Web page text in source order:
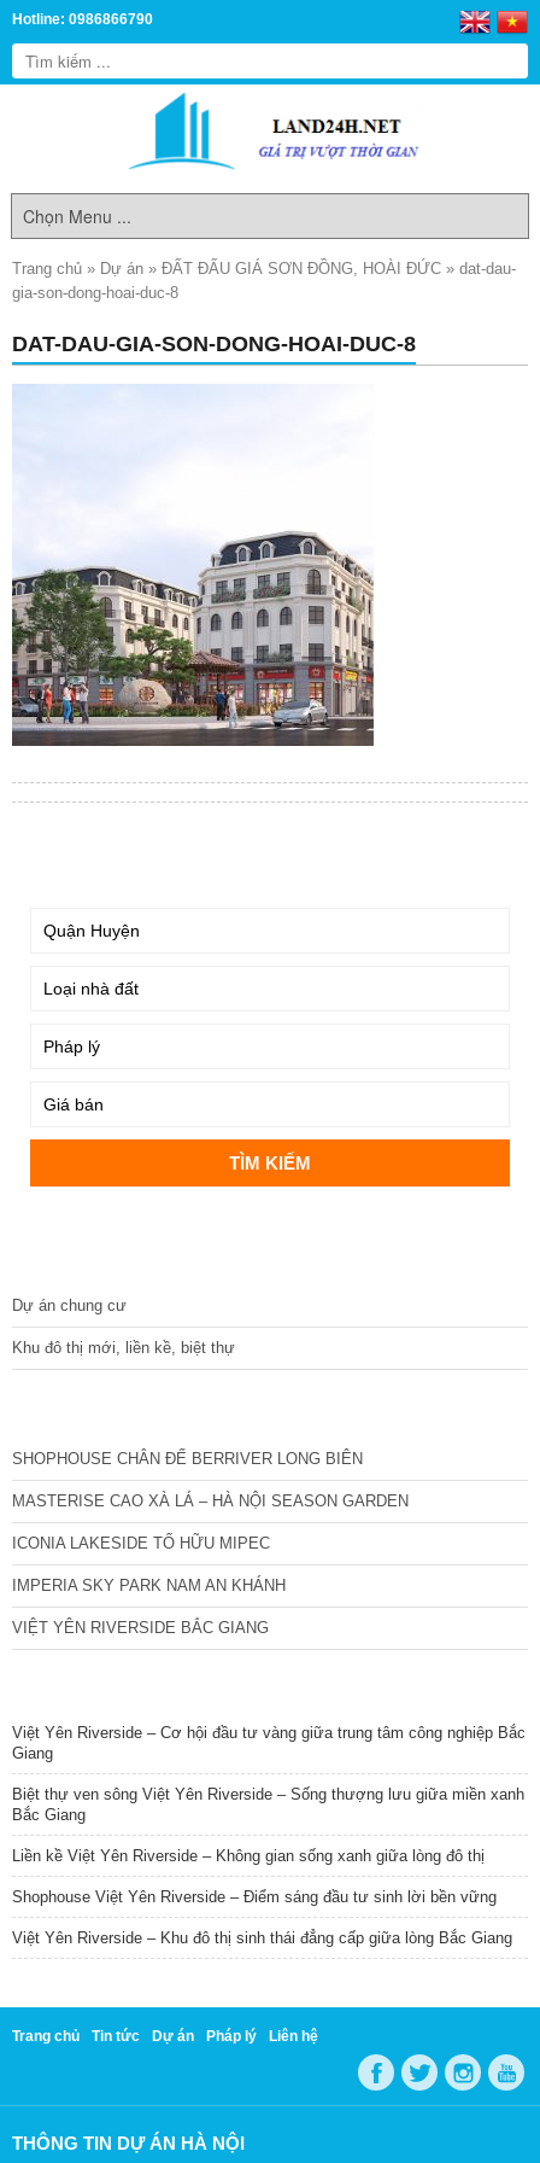
Hotline: 0986866790
Trang chủ » Dự án » ĐẤT ĐẤU GIÁ SƠN ĐỒNG, HOÀI ĐỨC » dat-dau-
gia-son-dong-hoai-duc-8
DAT-DAU-GIA-SON-DONG-HOAI-DUC-8
Dự án chung cư
Khu đô thị mới, liền kề, biệt thự
SHOPHOUSE CHÂN ĐẾ BERRIVER LONG BIÊN
MASTERISE CAO XÀ LÁ – HÀ NỘI SEASON GARDEN
ICONIA LAKESIDE TỐ HỮU MIPEC
IMPERIA SKY PARK NAM AN KHÁNH
VIỆT YÊN RIVERSIDE BẮC GIANG
Việt Yên Riverside – Cơ hội đầu tư vàng giữa trung tâm công nghiệp Bắc
Giang
Biệt thự ven sông Việt Yên Riverside – Sống thượng lưu giữa miền xanh
Bắc Giang
Liền kề Việt Yên Riverside – Không gian sống xanh giữa lòng đô thị
Shophouse Việt Yên Riverside – Điểm sáng đầu tư sinh lời bền vững
Việt Yên Riverside – Khu đô thị sinh thái đẳng cấp giữa lòng Bắc Giang
Trang chủ Tin tức Dự án Pháp lý Liên hệ
THÔNG TIN DỰ ÁN HÀ NỘI